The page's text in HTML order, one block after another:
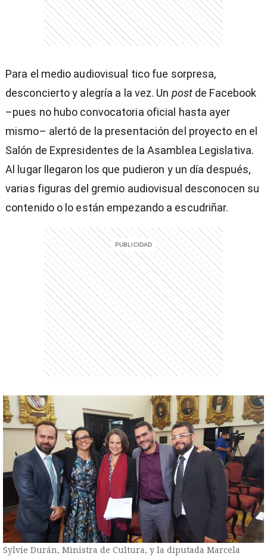
Para el medio audiovisual tico fue sorpresa,
desconcierto y alegría a la vez. Un post de Facebook
–pues no hubo convocatoria oficial hasta ayer
mismo– alertó de la presentación del proyecto en el
Salón de Expresidentes de la Asamblea Legislativa.
Al lugar llegaron los que pudieron y un día después,
varias figuras del gremio audiovisual desconocen su
contenido o lo están empezando a escudriñar.
Sylvie Durán, Ministra de Cultura, y la diputada Marcela